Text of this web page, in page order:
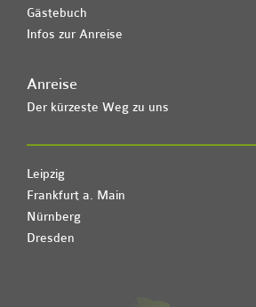
Gästebuch
Infos zur Anreise
Anreise
Der kürzeste Weg zu uns
Leipzig
Frankfurt a. Main
Nürnberg
Dresden